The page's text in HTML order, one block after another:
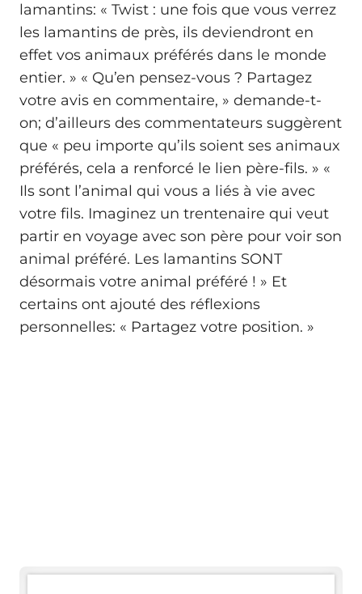
lamantins: « Twist : une fois que vous verrez
les lamantins de près, ils deviendront en
effet vos animaux préférés dans le monde
entier. » « Qu’en pensez-vous ? Partagez
votre avis en commentaire, » demande-t-
on; d’ailleurs des commentateurs suggèrent
que « peu importe qu’ils soient ses animaux
préférés, cela a renforcé le lien père-fils. » «
Ils sont l’animal qui vous a liés à vie avec
votre fils. Imaginez un trentenaire qui veut
partir en voyage avec son père pour voir son
animal préféré. Les lamantins SONT
désormais votre animal préféré ! » Et
certains ont ajouté des réflexions
personnelles: « Partagez votre position. »